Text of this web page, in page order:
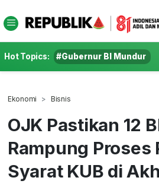
Hot Topics: #Gubernur BI Mundur
Ekonomi Bisnis
OJK Pastikan 12
Rampung Proses
Syarat KUB di